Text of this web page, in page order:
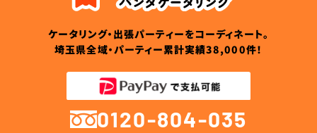
ケータリング・出張パーティーをコーディネート。
埼玉県全域・パーティー累計実績38,000件！
0120-804-035